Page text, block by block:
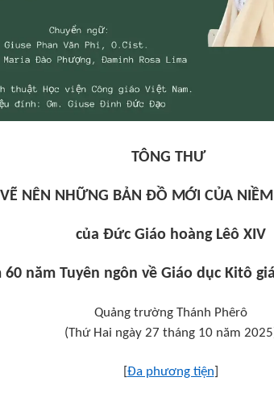
TÔNG THƯ
VẼ NÊN NHỮNG BẢN ĐỒ MỚI CỦA
của Đức Giáo hoàng Lêô XIV
năm Tuyên ngôn về Giáo dục Kitô
Quảng trường Thánh Phêrô
(Thứ Hai ngày 27 tháng 10 năm
[Đa phương tiện]